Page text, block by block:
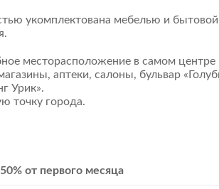
укомплектована мебелью и бытовой
месторасположение в самом центре
аптеки, салоны, бульвар
Урик».
точку города.
от первого месяца